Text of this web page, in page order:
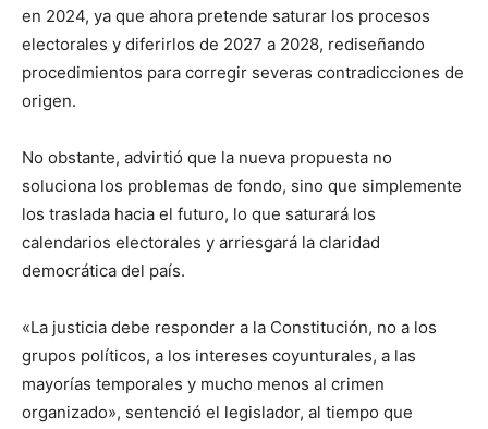
en 2024, ya que ahora pretende saturar los procesos
electorales y diferirlos de 2027 a 2028, rediseñando
procedimientos para corregir severas contradicciones de
origen.
No obstante, advirtió que la nueva propuesta no
soluciona los problemas de fondo, sino que simplemente
los traslada hacia el futuro, lo que saturará los
calendarios electorales y arriesgará la claridad
democrática del país.
«La justicia debe responder a la Constitución, no a los
grupos políticos, a los intereses coyunturales, a las
mayorías temporales y mucho menos al crimen
organizado», sentenció el legislador, al tiempo que